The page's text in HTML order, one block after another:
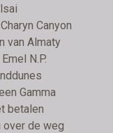
Canyon
van Almaty
N.P.
Gamma
betalen
over de weg